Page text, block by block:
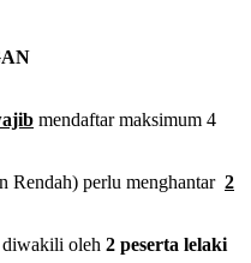
mendaftar maksimum 4
Rendah) perlu menghantar 2
diwakili oleh 2 peserta lelaki